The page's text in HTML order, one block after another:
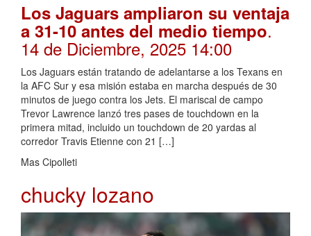
Los Jaguars ampliaron su ventaja
a 31-10 antes del medio tiempo.
14 de Diciembre, 2025 14:00
Los Jaguars están tratando de adelantarse a los Texans en
la AFC Sur y esa misión estaba en marcha después de 30
minutos de juego contra los Jets. El mariscal de campo
Trevor Lawrence lanzó tres pases de touchdown en la
primera mitad, incluido un touchdown de 20 yardas al
corredor Travis Etienne con 21 […]
Mas Cipolleti
chucky lozano